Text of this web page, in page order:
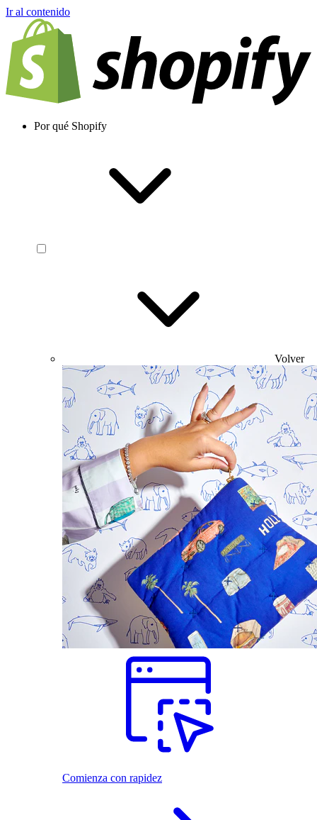
Ir al contenido
Por qué Shopify
Volver
Comienza con rapidez